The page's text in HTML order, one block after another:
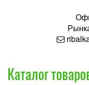
Каталог